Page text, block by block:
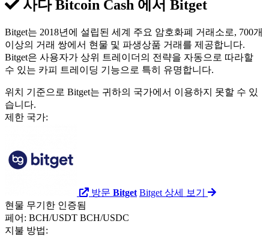
사다 Bitcoin Cash 에서 Bitget
Bitget는 2018년에 설립된 세계 주요 암호화폐 거래소로, 700개
이상의 거래 쌍에서 현물 및 파생상품 거래를 제공합니다.
Bitget은 사용자가 상위 트레이더의 전략을 자동으로 따라할
수 있는 카피 트레이딩 기능으로 특히 유명합니다.
위치 기준으로 Bitget는 귀하의 국가에서 이용하지 못할 수 있
습니다.
제한 국가:
방문 Bitget Bitget 상세 보기
현물 무기한 인증됨
페어: BCH/USDT BCH/USDC
지불 방법: